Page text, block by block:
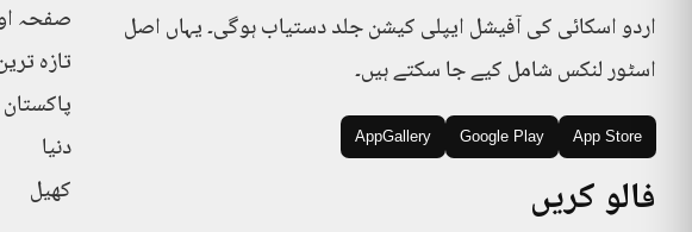
اردو اسکائی کی آفیشل ایپلی کیشن جلد دستیاب ہوگی۔ یہاں اصل
اسٹور لنکس شامل کیے جا سکتے ہیں۔
App Store
Google Play
AppGallery
فالو کریں
صفحہ
تازہ
پاکستان
دنیا
کھیل